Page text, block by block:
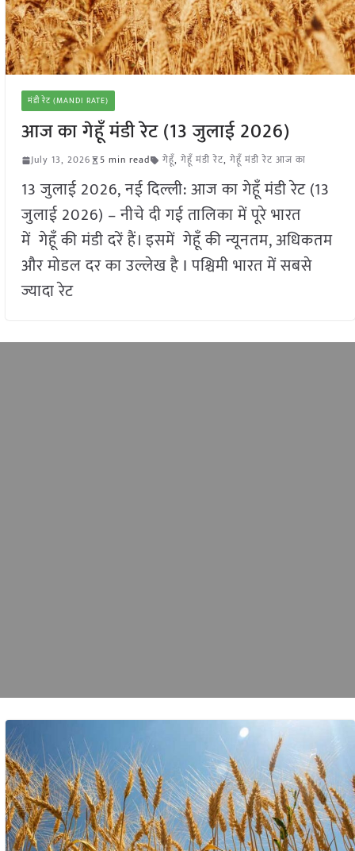
मंडी रेट (MANDI RATE)
आज का गेहूँ मंडी रेट (13 जुलाई 2026)
July 13, 2026 5 min read गेहूँ, गेहूँ मंडी रेट, गेहूँ मंडी रेट आज का
13 जुलाई 2026, नई दिल्ली: आज का गेहूँ मंडी रेट (13
जुलाई 2026) – नीचे दी गई तालिका में पूरे भारत
में गेहूँ की मंडी दरें हैं। इसमें गेहूँ की न्यूनतम, अधिकतम
और मोडल दर का उल्लेख है I पश्चिमी भारत में सबसे
ज्यादा रेट